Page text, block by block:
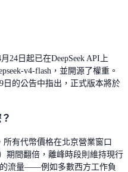
24日起已在DeepSeek API上
v4-flash，並開源了權重。
日的公告中指出，正式版本將於
所有代幣價格在北京營業窗口
期間翻倍，離峰時段則維持現行
流量——例如多數西方工作負